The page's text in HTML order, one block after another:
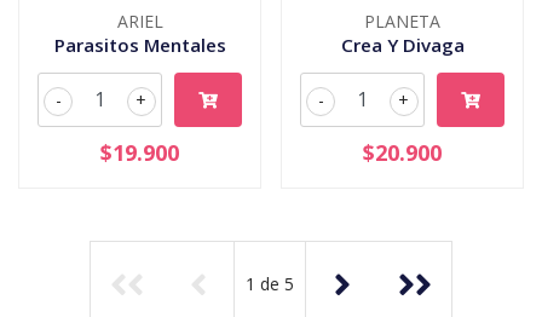
ARIEL
Parasitos Mentales
+
-
$19.900
PLANETA
Crea Y Divaga
+
-
$20.900
1 de 5